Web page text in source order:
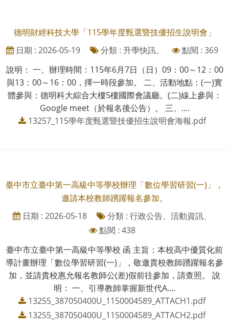
德明財經科技大學「115學年度甄選暨技優招生說明會」
日期 : 2026-05-19
分類 : 升學快訊、
點閱 : 369
說明： 一、辦理時間：115年6月7日（日）09：00～12：00
與13：00～16：00，擇一時段參加。 二、活動地點：(一)實
體參與：德明科大綜合大樓5樓國際會議廳。(二)線上參與：
Google meet（於報名後公告）。 三、....
13257_115學年度甄選暨技優招生說明會海報.pdf
臺中市立臺中第一高級中等學校辦理「數位學習研習(一)」，
邀請本校教師踴躍報名參加。
日期 : 2026-05-18
分類 : 行政公告、活動資訊、
點閱 : 438
臺中市立臺中第一高級中等學校 函 主旨：本校高中優質化前
導計畫辦理「數位學習研習(一)」，敬邀貴校教師踴躍報名參
加，並請貴校惠允報名教師公(差)假前往參加，請查照。 說
明： 一、引導教師掌握新世代A....
13255_387050400U_1150004589_ATTACH1.pdf
13255_387050400U_1150004589_ATTACH2.pdf